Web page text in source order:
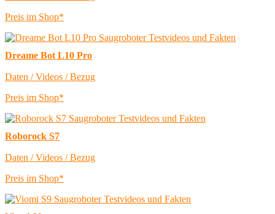
Preis im Shop*
Dreame Bot L10 Pro
Daten / Videos / Bezug
Preis im Shop*
Roborock S7
Daten / Videos / Bezug
Preis im Shop*